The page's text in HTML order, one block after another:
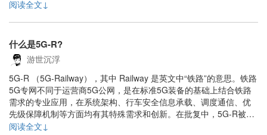
改进版，因此MTP连接器可以与通用的MPO连接器完全兼容，并且
阅读全文↓
什么是5G-R?
游世沉浮
5G-R （5G-Railway），其中 Railway 是英文中“铁路”的意思。铁路
5G专网不同于运营商5G公网，是在标准5G装备的基础上结合铁路
需求的专业应用，在系统架构、行车安全信息承载、调度通信、优
先级保障机制等方面均有其特殊需求和创新。在批复中，5G-R被称
为“基于5G技术的铁路新一代移动通信系统”。 简单来说，5G-R是国
阅读全文↓